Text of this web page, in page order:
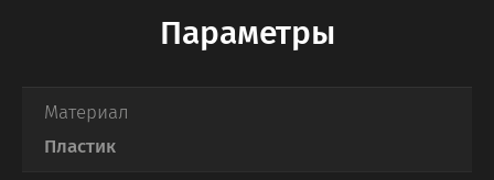
Параметры
Материал
Пластик